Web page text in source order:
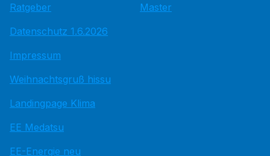
Ratgeber
Datenschutz 1.6.2026
Impressum
Weihnachtsgruß hissu
Landingpage Klima
EE Medatsu
EE-Energie neu
Master